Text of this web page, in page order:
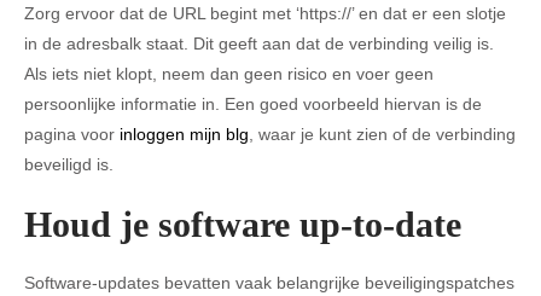
Zorg ervoor dat de URL begint met ‘https://’ en dat er een slotje
in de adresbalk staat. Dit geeft aan dat de verbinding veilig is.
Als iets niet klopt, neem dan geen risico en voer geen
persoonlijke informatie in. Een goed voorbeeld hiervan is de
pagina voor inloggen mijn blg , waar je kunt zien of de verbinding
beveiligd is.
Houd je software up-to-date
Software-updates bevatten vaak belangrijke beveiligingspatches